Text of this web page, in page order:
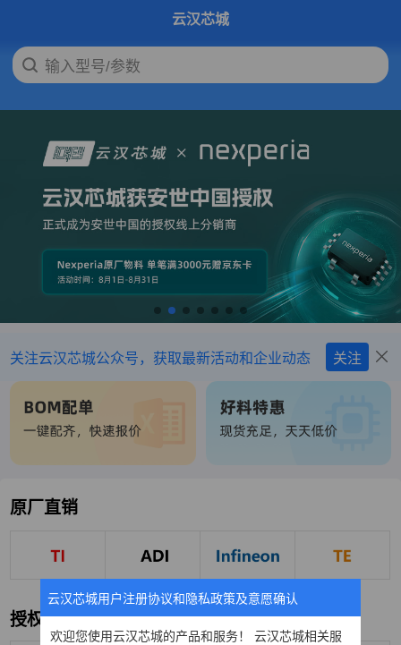
云汉芯城
输入型号/参数
下拉刷新
关注云汉芯城公众号，获取最新活动和企业动态 关注
原厂直销
授权代理
云汉芯城用户注册协议和隐私政策及意愿确认
欢迎您使用云汉芯城的产品和服务！ 云汉芯城相关服